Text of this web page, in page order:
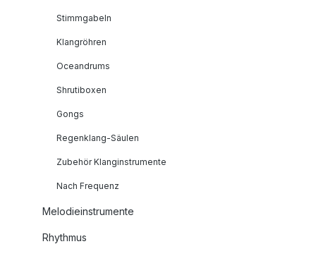
Stimmgabeln
Klangröhren
Oceandrums
Shrutiboxen
Gongs
Regenklang-Säulen
Zubehör Klanginstrumente
Nach Frequenz
Melodieinstrumente
Rhythmus